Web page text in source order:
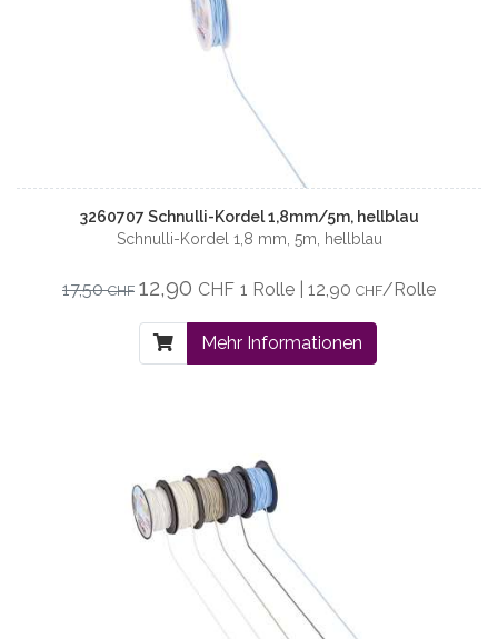
3260707 Schnulli-Kordel 1,8mm/5m, hellblau
Schnulli-Kordel 1,8 mm, 5m, hellblau
17,50CHF 12,90 CHF 1 Rolle | 12,90 CHF/Rolle
Mehr Informationen